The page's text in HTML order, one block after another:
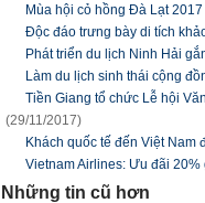
Mùa hội cỏ hồng Đà Lạt 2017
Độc đáo trưng bày di tích
Phát triển du lịch Ninh Hải
Làm du lịch sinh thái cộng
Tiền Giang tổ chức Lễ hội
(29/11/2017)
Khách quốc tế đến Việt Nam
Vietnam Airlines: Ưu đãi
Những tin cũ hơn